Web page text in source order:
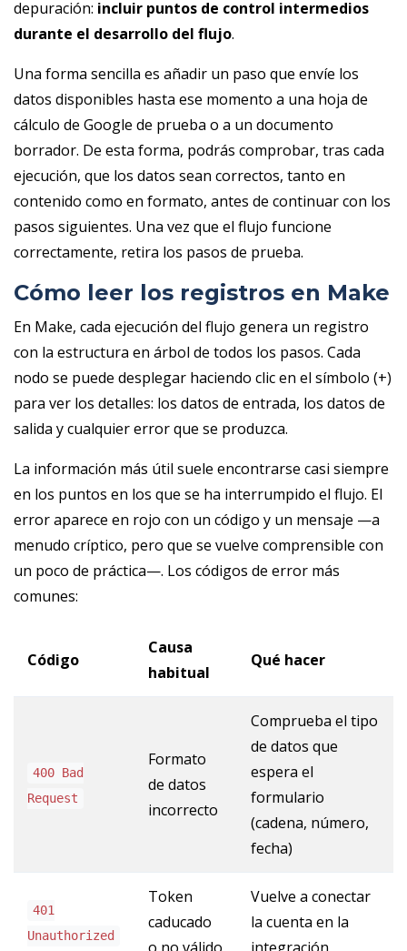
depuración: incluir puntos de control intermedios
durante el desarrollo del flujo.
Una forma sencilla es añadir un paso que envíe los
datos disponibles hasta ese momento a una hoja de
cálculo de Google de prueba o a un documento
borrador. De esta forma, podrás comprobar, tras cada
ejecución, que los datos sean correctos, tanto en
contenido como en formato, antes de continuar con los
pasos siguientes. Una vez que el flujo funcione
correctamente, retira los pasos de prueba.
Cómo leer los registros en Make
En Make, cada ejecución del flujo genera un registro
con la estructura en árbol de todos los pasos. Cada
nodo se puede desplegar haciendo clic en el símbolo (+)
para ver los detalles: los datos de entrada, los datos de
salida y cualquier error que se produzca.
La información más útil suele encontrarse casi siempre
en los puntos en los que se ha interrumpido el flujo. El
error aparece en rojo con un código y un mensaje —a
menudo críptico, pero que se vuelve comprensible con
un poco de práctica—. Los códigos de error más
comunes:
Código
Causa
habitual
Qué hacer
400 Bad
Request
Formato
de datos
incorrecto
Comprueba el tipo
de datos que
espera el
formulario
(cadena, número,
fecha)
401
Unauthorized
Token
caducado
Vuelve a conectar
la cuenta en la